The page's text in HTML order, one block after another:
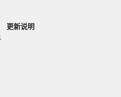
更新说明